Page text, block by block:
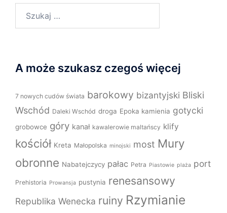
A może szukasz czegoś więcej
7 nowych cudów świata barokowy bizantyjski Bliski
Wschód Daleki Wschód droga Epoka kamienia gotycki
grobowce góry kanał kawalerowie maltańscy klify
kościół Kreta Małopolska minojski most Mury
obronne Nabatejczycy pałac Petra Piastowie plaża port
Prehistoria Prowansja pustynia renesansowy
Republika Wenecka ruiny Rzymianie